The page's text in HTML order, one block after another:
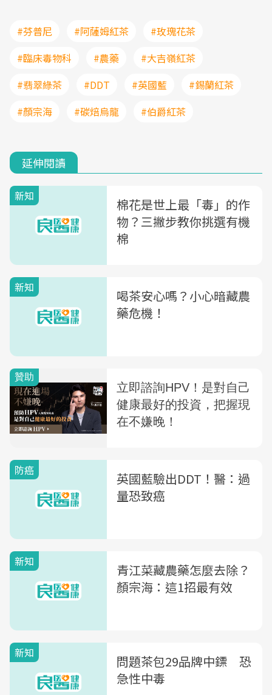
#芬普尼 #阿薩姆紅茶
#玫瑰花茶
#臨床毒物科
#農藥
#大吉嶺紅茶
#翡翠綠茶
#DDT #英國藍
#錫蘭紅茶
#顏宗海
#碳焙烏龍 #伯爵紅茶
延伸閱讀
新知
棉花是世上最「毒」的作
物？三撇步教你挑選有機
棉
新知
喝茶安心嗎？小心暗藏農
藥危機！
防癌
英國藍驗出DDT！醫：過
量恐致癌
新知
青江菜藏農藥怎麼去除？
顏宗海：這1招最有效
新知
問題茶包29品牌中鏢 恐
急性中毒